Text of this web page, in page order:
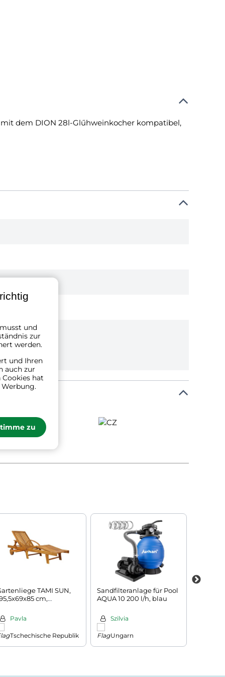
mit dem DION 28l-Glűhweinkocher kompatibel,
TAMI SUN,
cm,
Pavla
Tschechische Republik
Sandfilteranlage für Pool
AQUA 10 200 l/h, blau
Szilvia
Ungarn
und
zur
werden.
und Ihren
auch zur
hat
zu